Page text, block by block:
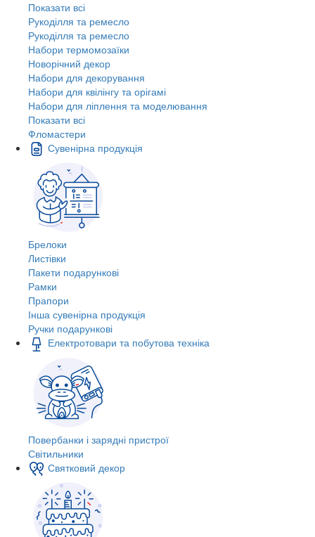
Показати всі
Рукоділля та ремесло
Рукоділля та ремесло
Набори термомозаїки
Новорічний декор
Набори для декорування
Набори для квілінгу та орігамі
Набори для ліплення та моделювання
Показати всі
Фломастери
Сувенірна продукція
Брелоки
Листівки
Пакети подарункові
Рамки
Прапори
Інша сувенірна продукція
Ручки подарункові
Електротовари та побутова техніка
Повербанки і зарядні пристрої
Світильники
Святковий декор